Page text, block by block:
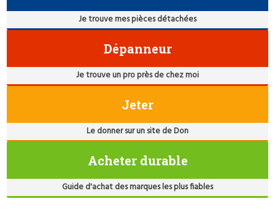
Je trouve mes pièces détachées
Dépanneur
Je trouve un pro près de chez moi
Jeter
Le donner sur un site de Don
Acheter durable
Guide d'achat des marques les plus fiables